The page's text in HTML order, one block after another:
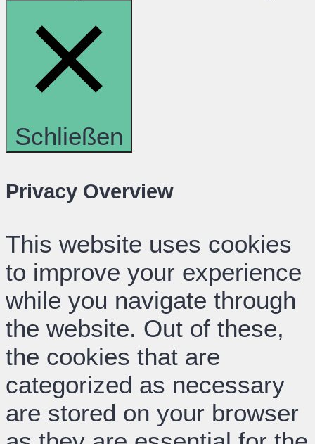
Schließen
Privacy Overview
This website uses cookies
to improve your experience
while you navigate through
the website. Out of these,
the cookies that are
categorized as necessary
are stored on your browser